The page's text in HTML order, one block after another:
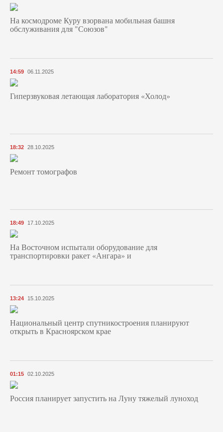
На космодроме Куру взорвана мобильная башня
обслуживания для "Союзов"
14:59 06.11.2025
Гиперзвуковая летающая лаборатория «Холод»
18:32 28.10.2025
Ремонт томографов
18:49 17.10.2025
На Восточном испытали оборудование для
транспортировки ракет «Ангара» и
13:24 15.10.2025
Национальный центр спутникостроения планируют
открыть в Красноярском крае
01:15 02.10.2025
Россия планирует запустить на Луну тяжелый луноход